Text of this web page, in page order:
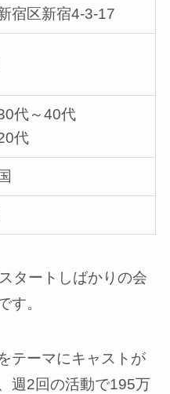
宿区新宿4-3-17
代～40代
代
タートしばかりの会
す。
テーマにキャストが
週2回の活動で195万